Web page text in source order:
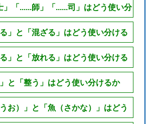
「......師」「......司」はどう使い分
」と「混ざる」はどう使い分ける
」と「放れる」はどう使い分ける
と「整う」はどう使い分けるか
お）」と「魚（さかな）」はどう